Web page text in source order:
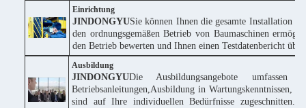
Einrichtung
JINDONGYUSie können Ihnen die gesamte Installation
den ordnungsgemäßen Betrieb von Baumaschinen
den Betrieb bewerten und Ihnen einen Testdatenbericht
Ausbildung
JINDONGYUDie Ausbildungsangebote
Betriebsanleitungen,Ausbildung in Wartungskenntnissen,
sind auf Ihre individuellen Bedürfnisse